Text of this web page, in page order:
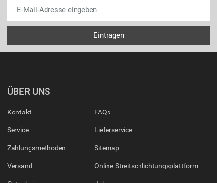
ÜBER UNS
Kontakt
Service
Zahlungsmethoden
Versand
FAQs
Lieferservice
Sitemap
Online-Streitschlichtungsplattform